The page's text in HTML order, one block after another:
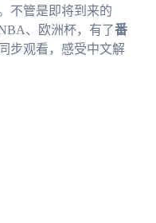
不管是即将到来的
、欧洲杯，有了番
步观看，感受中文解